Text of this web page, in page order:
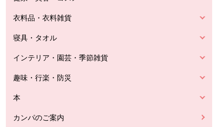
衣料品・衣料雑貨
寝具・タオル
インテリア・園芸・季節雑貨
趣味・行楽・防災
本
カンパのご案内